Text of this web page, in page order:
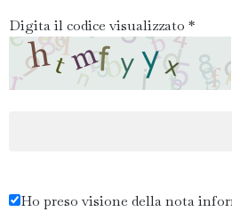
Digita il codice visualizzato *
Ho preso visione della nota